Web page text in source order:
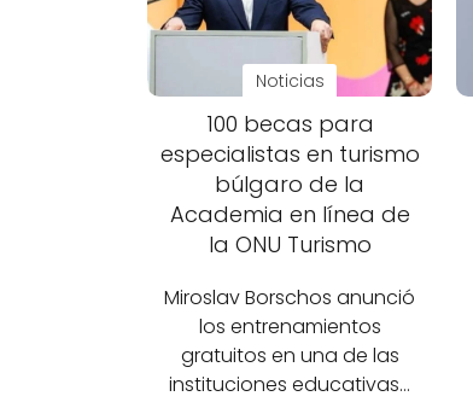
Noticias
100 becas para
especialistas en turismo
búlgaro de la
Academia en línea de
la ONU Turismo
Miroslav Borschos anunció
los entrenamientos
gratuitos en una de las
instituciones educativas…